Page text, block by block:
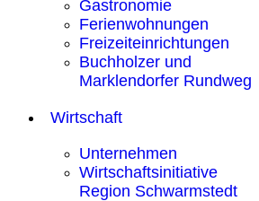
Gastronomie
Ferienwohnungen
Freizeiteinrichtungen
Buchholzer und
Marklendorfer Rundweg
Wirtschaft
Unternehmen
Wirtschaftsinitiative
Region Schwarmstedt